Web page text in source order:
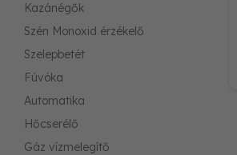
Kazánégők
Szén Monoxid érzékelő
Szelepbetét
Fúvóka
Automatika
Hőcserélő
Gáz vízmelegítő